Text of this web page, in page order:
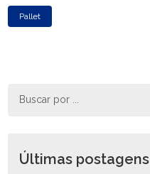
Pallet
Últimas postagens